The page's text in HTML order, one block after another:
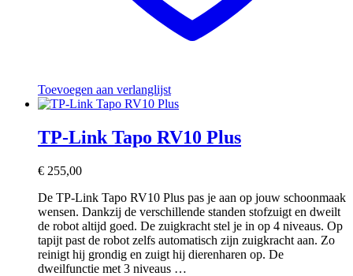
Toevoegen aan verlanglijst
TP-Link Tapo RV10 Plus
€ 255,00
De TP-Link Tapo RV10 Plus pas je aan op jouw schoonmaak
wensen. Dankzij de verschillende standen stofzuigt en dweilt
de robot altijd goed. De zuigkracht stel je in op 4 niveaus. Op
tapijt past de robot zelfs automatisch zijn zuigkracht aan. Zo
reinigt hij grondig en zuigt hij dierenharen op. De
dweilfunctie met 3 niveaus …